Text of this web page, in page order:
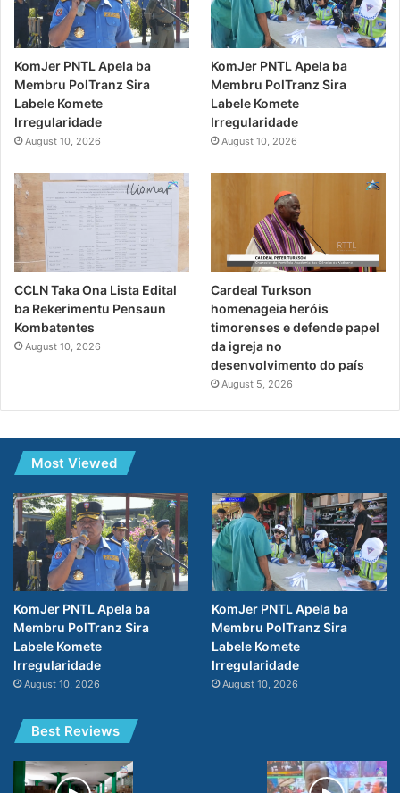
KomJer PNTL Apela ba
Membru PolTranz Sira
Labele Komete
Irregularidade
August 10, 2026
KomJer PNTL Apela ba
Membru PolTranz Sira
Labele Komete
Irregularidade
August 10, 2026
CCLN Taka Ona Lista Edital
ba Rekerimentu Pensaun
Kombatentes
August 10, 2026
Cardeal Turkson
homenageia heróis
timorenses e defende papel
da igreja no
desenvolvimento do país
August 5, 2026
Most Viewed
KomJer PNTL Apela ba
Membru PolTranz Sira
Labele Komete
Irregularidade
August 10, 2026
KomJer PNTL Apela ba
Membru PolTranz Sira
Labele Komete
Irregularidade
August 10, 2026
Best Reviews